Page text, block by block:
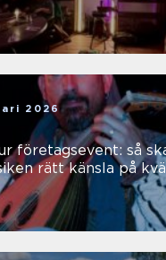
2026
företagsevent: så
rätt känsla på